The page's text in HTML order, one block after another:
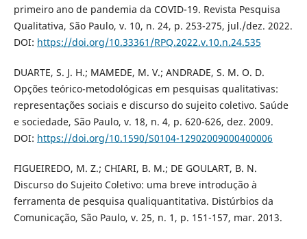
primeiro ano de pandemia da COVID-19. Revista Pesquisa
Qualitativa, São Paulo, v. 10, n. 24, p. 253-275, jul./dez. 2022.
DOI: https://doi.org/10.33361/RPQ.2022.v.10.n.24.535
DUARTE, S. J. H.; MAMEDE, M. V.; ANDRADE, S. M. O. D.
Opções teórico-metodológicas em pesquisas qualitativas:
representações sociais e discurso do sujeito coletivo. Saúde
e sociedade, São Paulo, v. 18, n. 4, p. 620-626, dez. 2009.
DOI: https://doi.org/10.1590/S0104-12902009000400006
FIGUEIREDO, M. Z.; CHIARI, B. M.; DE GOULART, B. N.
Discurso do Sujeito Coletivo: uma breve introdução à
ferramenta de pesquisa qualiquantitativa. Distúrbios da
Comunicação, São Paulo, v. 25, n. 1, p. 151-157, mar. 2013.